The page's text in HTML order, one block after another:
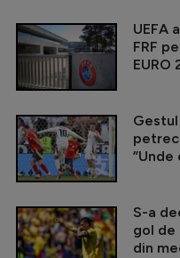
UEFA
FRF
EURO
”Unde
S-a
gol de
din